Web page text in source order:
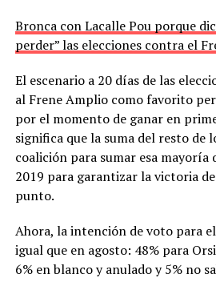
Bronca con Lacalle Pou porque
perder” las elecciones contra el
El escenario a 20 días de las
al Frene Amplio como favorito
por el momento de ganar en
significa que la suma del resto de
coalición para sumar esa mayoría
2019 para garantizar la victoria
punto.
Ahora, la intención de voto para
igual que en agosto: 48% para
6% en blanco y anulado y 5% no